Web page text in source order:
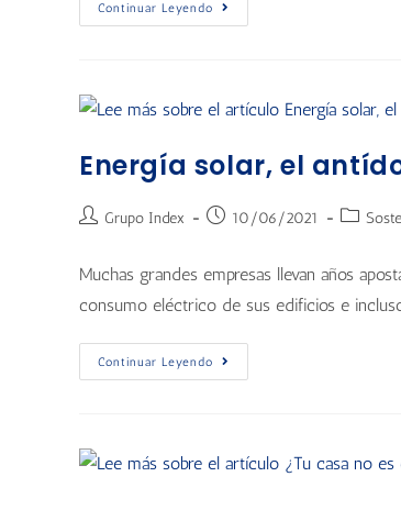
Continuar Leyendo
Energía solar, el
Grupo Index 10/06/2021
Muchas grandes empresas llevan años
consumo eléctrico de sus edificios e
Continuar Leyendo